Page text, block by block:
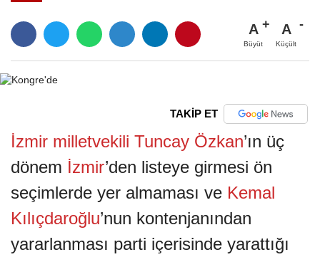
A
Büyüt
A
Küçült
TAKİP ET
İzmir milletvekili Tuncay Özkan’ın üç
dönem İzmir’den listeye girmesi ön
seçimlerde yer almaması ve Kemal
Kılıçdaroğlu’nun kontenjanından
yararlanması parti içerisinde yarattığı